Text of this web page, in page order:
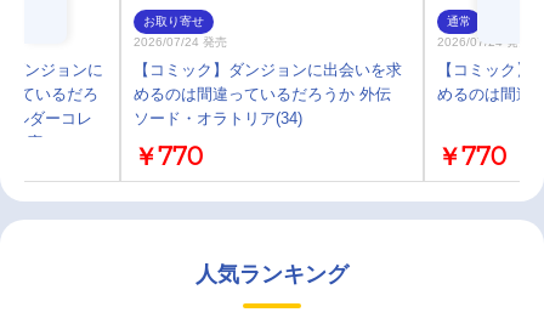
ダンジョンに
ているだろ
ルダーコレ
文庫ヘスティ
お取り寄せ
2026/07/24 発売
【コミック】ダンジョンに出会いを求
めるのは間違っているだろうか 外伝
ソード・オラトリア(34)
￥770
通常
2026/07/24 発売
【コミック】
めるのは間違
￥770
人気ランキング